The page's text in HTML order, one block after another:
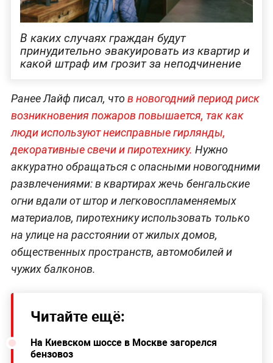
В каких случаях граждан будут
принудительно эвакуировать из квартир и
какой штраф им грозит за неподчинение
Ранее Лайф писал, чтов новогодний период риск
возникновения пожаров повышается, так как
люди используют неисправные гирлянды,
декоративные свечи и пиротехнику. Нужно
аккуратно обращаться с опасными новогодними
развлечениями: в квартирах жечь бенгальские
огни вдали от штор и легковоспламеняемых
материалов, пиротехнику использовать только
на улице на расстоянии от жилых домов,
общественных пространств, автомобилей и
чужих балконов.
Читайте ещё:
На Киевском шоссе в Москве загорелся
бензовоз